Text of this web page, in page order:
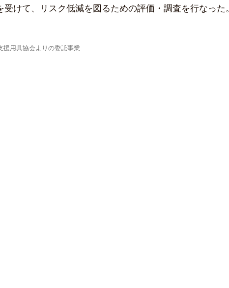
けて、リスク低減を図るための評価・調査を行なった。
援用具協会よりの委託事業